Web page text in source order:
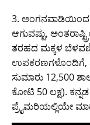
3. ಅಂಗನವಾಡಿಯಿಂದ
ಆಗುವಷ್ಟು,
ತರಹದ ಮಕ್ಕಳ
ಉಪಕರಣಗಳೊಂದಿಗೆ,
ಸುಮಾರು 12,500
ಕೋಟಿ 50 ಲಕ್ಷ). ಕನ್ನಡ
ಪ್ರೈಮರಿಯಲ್ಲಿಯೇ